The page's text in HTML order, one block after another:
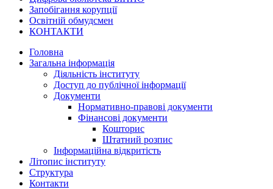
Запобігання корупції
Освітній обмудсмен
КОНТАКТИ
Головна
Загальна інформація
Діяльність інституту
Доступ до публічної інформації
Документи
Нормативно-правові документи
Фінансові документи
Кошторис
Штатний розпис
Інформаційна відкритість
Літопис інституту
Структура
Контакти